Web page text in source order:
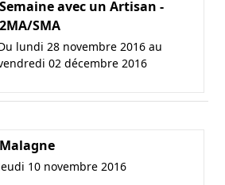
Semaine avec un Artisan -
2MA/SMA
lundi 28 novembre 2016 au
02 décembre 2016
Malagne
10 novembre 2016